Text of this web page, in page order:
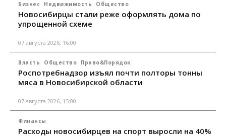
Бизнес Недвижимость Общество
Новосибирцы стали реже оформлять дома по
упрощенной схеме
07 августа 2026, 16:00
Власть Общество Право&Порядок
Роспотребнадзор изъял почти полторы тонны
мяса в Новосибирской области
07 августа 2026, 15:00
Финансы
Расходы новосибирцев на спорт выросли на 40%